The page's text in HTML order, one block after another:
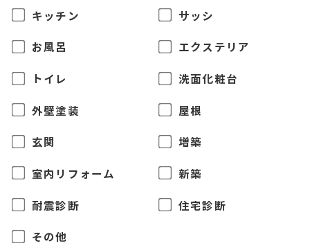
キッチン サッシ
お風呂 エクステリア
トイレ 洗面化粧台
外壁塗装 屋根
玄関 増築
室内リフォーム 新築
耐震診断 住宅診断
その他